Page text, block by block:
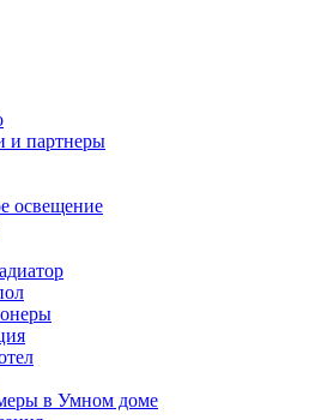
и партнеры
освещение
в Умном доме